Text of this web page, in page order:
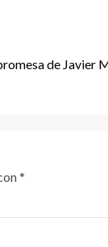
de Javier
*